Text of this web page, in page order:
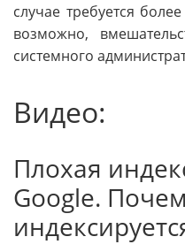
случае требуется
возможно,
системного
Видео:
Плохая
Google.